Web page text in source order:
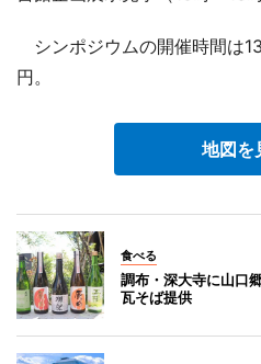
シンポジウムの開催時間は
円。
地図を
食べる
調布・深大寺に山口
瓦そば提供